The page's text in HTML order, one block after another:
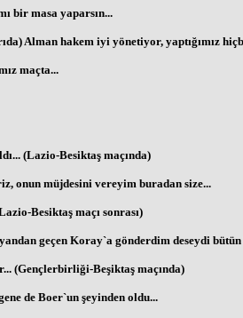
bir masa yaparsın...
Alman hakem iyi yönetiyor, yaptığımız
maçta...
(Lazio-Besiktaş maçında)
onun müjdesini vereyim buradan size...
Besiktaş maçı sonrası)
geçen Koray`a gönderdim deseydi
(Gençlerbirliği-Beşiktaş maçında)
de Boer`un şeyinden oldu...